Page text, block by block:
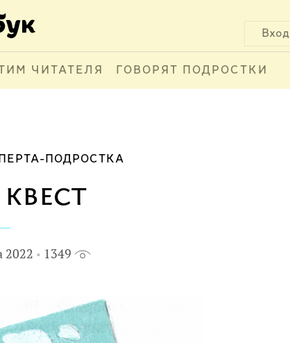
Вход
ЧИТАТЕЛЯ ГОВОРЯТ ПОДРОСТКИ
ПОДРОСТКА
2022 1349